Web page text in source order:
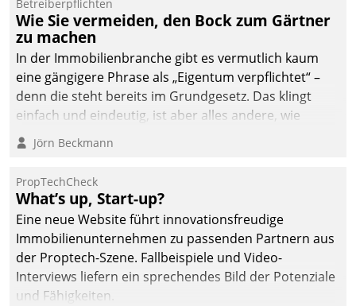
profitieren: Die nahtlose
Integration der Lösungen
von AktivBo und
Datatrain ermöglicht
automatisiert ausgelöste,
zielgerichtete
Mieterbefragungen – eine
starke Grundlage für
intelligente,
datengestützte
Entscheidungen.
Betreiberpflichten
Wie Sie vermeiden, den Bock zum Gärtner
zu machen
In der Immobilienbranche gibt es vermutlich kaum
eine gängigere Phrase als „Eigentum verpflichtet“ –
denn die steht bereits im Grundgesetz. Das klingt
einfach und eindeutig, ist aber alles andere, wie
Branchenbeschäftigte wissen. Denn mit der
Verantwortung folgen Verpflichtungen.
Jörn Beckmann
PropTechCheck
What’s up, Start-up?
Eine neue Website führt innovationsfreudige
Immobilienunternehmen zu passenden Partnern aus
der Proptech-Szene. Fallbeispiele und Video-
Interviews liefern ein sprechendes Bild der Potenziale
und Fähigkeiten.